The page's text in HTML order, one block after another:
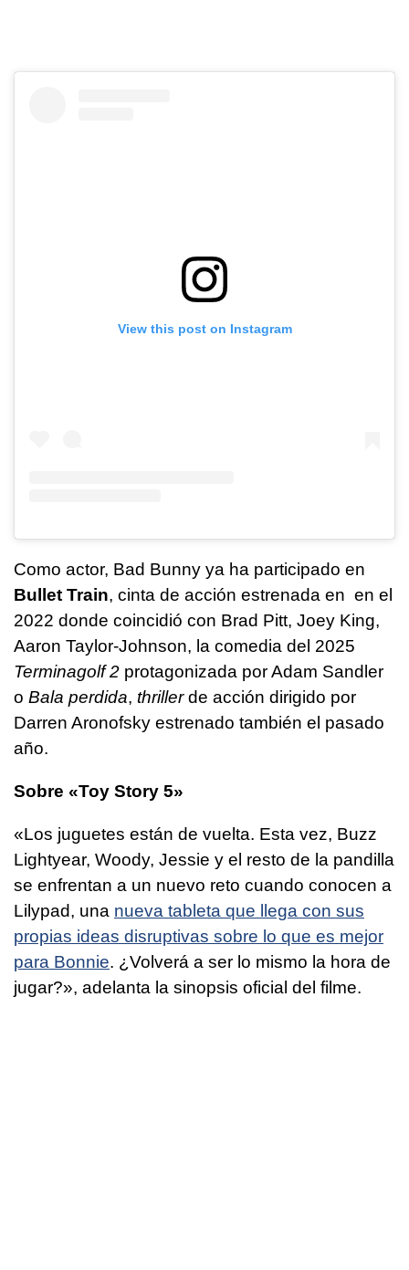
View this post on Instagram
Como actor, Bad Bunny ya ha participado en
Bullet Train, cinta de acción estrenada en en el
2022 donde coincidió con Brad Pitt, Joey King,
Aaron Taylor-Johnson, la comedia del 2025
Terminagolf 2 protagonizada por Adam Sandler
o Bala perdida, thrillerde acción dirigido por
Darren Aronofsky estrenado también el pasado
año.
Sobre «Toy Story 5»
«Los juguetes están de vuelta. Esta vez, Buzz
Lightyear, Woody, Jessie y el resto de la pandilla
se enfrentan a un nuevo reto cuando conocen a
Lilypad, una nueva tableta que llega con sus
propias ideas disruptivas sobre lo que es mejor
para Bonnie. ¿Volverá a ser lo mismo la hora de
jugar?», adelanta la sinopsis oficial del filme.